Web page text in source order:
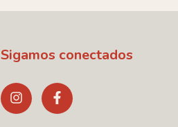
Sigamos conectados